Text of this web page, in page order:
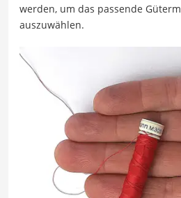
werden, um das passende
auszuwählen.